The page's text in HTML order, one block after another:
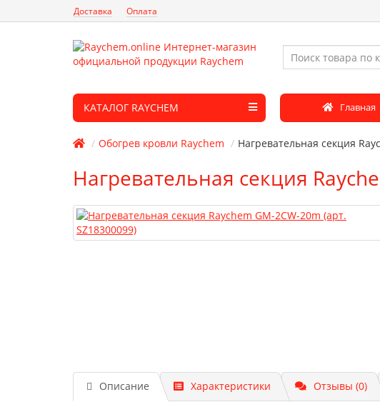
Доставка Оплата
Главная
КАТАЛОГ RAYCHEM
Обогрев кровли Raychem Нагревательная секция
Нагревательная секция
Описание Характеристики Отзывы (0)